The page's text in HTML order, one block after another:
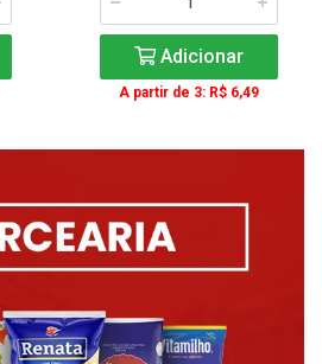
Adicionar
A partir de 3: R$ 6,49